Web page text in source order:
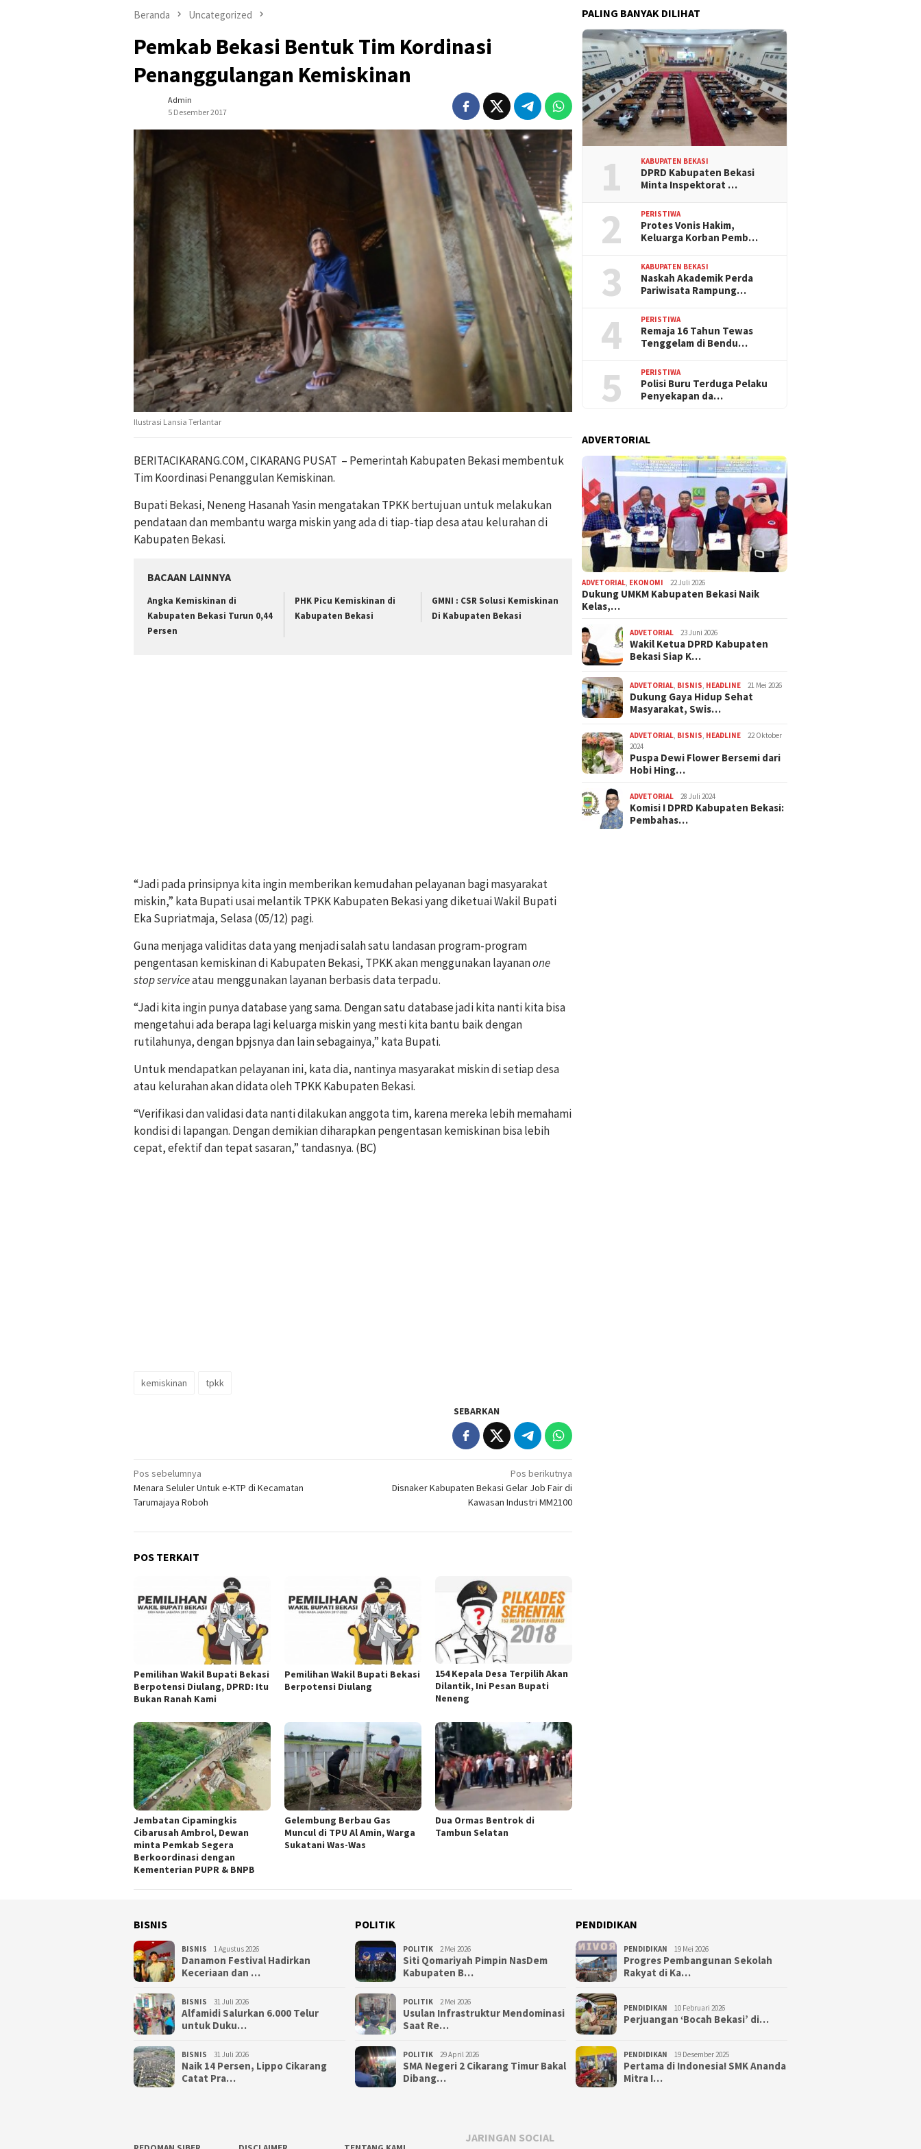
Beranda Uncategorized
Pemkab Bekasi Bentuk Tim Kordinasi
Penanggulangan Kemiskinan
Admin
5 Desember 2017
Ilustrasi Lansia Terlantar
BERITACIKARANG.COM, CIKARANG PUSAT – Pemerintah Kabupaten Bekasi membentuk
Tim Koordinasi Penanggulan Kemiskinan.
Bupati Bekasi, Neneng Hasanah Yasin mengatakan TPKK bertujuan untuk melakukan
pendataan dan membantu warga miskin yang ada di tiap-tiap desa atau kelurahan di
Kabupaten Bekasi.
BACAAN LAINNYA
Angka Kemiskinan di
Kabupaten Bekasi Turun 0,44
Persen
PHK Picu Kemiskinan di
Kabupaten Bekasi
GMNI : CSR Solusi Kemiskinan
Di Kabupaten Bekasi
“Jadi pada prinsipnya kita ingin memberikan kemudahan pelayanan bagi masyarakat
miskin,” kata Bupati usai melantik TPKK Kabupaten Bekasi yang diketuai Wakil Bupati
Eka Supriatmaja, Selasa (05/12) pagi.
Guna menjaga validitas data yang menjadi salah satu landasan program-program
pengentasan kemiskinan di Kabupaten Bekasi, TPKK akan menggunakan layananone
stop serviceatau menggunakan layanan berbasis data terpadu.
“Jadi kita ingin punya database yang sama. Dengan satu database jadi kita nanti kita bisa
mengetahui ada berapa lagi keluarga miskin yang mesti kita bantu baik dengan
rutilahunya, dengan bpjsnya dan lain sebagainya,” kata Bupati.
Untuk mendapatkan pelayanan ini, kata dia, nantinya masyarakat miskin di setiap desa
atau kelurahan akan didata oleh TPKK Kabupaten Bekasi.
“Verifikasi dan validasi data nanti dilakukan anggota tim, karena mereka lebih memahami
kondisi di lapangan. Dengan demikian diharapkan pengentasan kemiskinan bisa lebih
cepat, efektif dan tepat sasaran,” tandasnya. (BC)
kemiskinan tpkk
SEBARKAN
Navigasi
pos
Pos sebelumnya
Menara Seluler Untuk e-KTP di Kecamatan
Tarumajaya Roboh
Pos berikutnya
Disnaker Kabupaten Bekasi Gelar Job Fair di
Kawasan Industri MM2100
POS TERKAIT
Pemilihan Wakil Bupati Bekasi
Berpotensi Diulang, DPRD: Itu
Bukan Ranah Kami
Pemilihan Wakil Bupati Bekasi
Berpotensi Diulang
154 Kepala Desa Terpilih Akan
Dilantik, Ini Pesan Bupati
Neneng
Jembatan Cipamingkis
Cibarusah Ambrol, Dewan
minta Pemkab Segera
Berkoordinasi dengan
Kementerian PUPR & BNPB
Gelembung Berbau Gas
Muncul di TPU Al Amin, Warga
Sukatani Was-Was
Dua Ormas Bentrok di
Tambun Selatan
PALING BANYAK DILIHAT
1 KABUPATEN BEKASI
DPRD Kabupaten Bekasi
Minta Inspektorat …
2 PERISTIWA
Protes Vonis Hakim,
Keluarga Korban Pemb…
3 KABUPATEN BEKASI
Naskah Akademik Perda
Pariwisata Rampung…
4 PERISTIWA
Remaja 16 Tahun Tewas
Tenggelam di Bendu…
5 PERISTIWA
Polisi Buru Terduga Pelaku
Penyekapan da…
ADVERTORIAL
ADVETORIAL EKONOMI 22 Juli 2026
Dukung UMKM Kabupaten Bekasi Naik
Kelas,…
ADVETORIAL 23 Juni 2026
Wakil Ketua DPRD Kabupaten
Bekasi Siap K…
ADVETORIAL BISNIS HEADLINE 21 Mei 2026
Dukung Gaya Hidup Sehat
Masyarakat, Swis…
ADVETORIAL BISNIS HEADLINE
22 Oktober
2024
Puspa Dewi Flower Bersemi dari
Hobi Hing…
ADVETORIAL 28 Juli 2024
Komisi I DPRD Kabupaten Bekasi:
Pembahas…
BISNIS
BISNIS 1 Agustus 2026
Danamon Festival Hadirkan
Keceriaan dan …
BISNIS 31 Juli 2026
Alfamidi Salurkan 6.000 Telur
untuk Duku…
BISNIS 31 Juli 2026
Naik 14 Persen, Lippo Cikarang
Catat Pra…
POLITIK
POLITIK 2 Mei 2026
Siti Qomariyah Pimpin NasDem
Kabupaten B…
POLITIK 2 Mei 2026
Usulan Infrastruktur Mendominasi
Saat Re…
POLITIK 29 April 2026
SMA Negeri 2 Cikarang Timur Bakal
Dibang…
PENDIDIKAN
PENDIDIKAN 19 Mei 2026
Progres Pembangunan Sekolah
Rakyat di Ka…
PENDIDIKAN 10 Februari 2026
Perjuangan ‘Bocah Bekasi’ di…
PENDIDIKAN 19 Desember 2025
Pertama di Indonesia! SMK Ananda
Mitra I…
JARINGAN SOCIAL